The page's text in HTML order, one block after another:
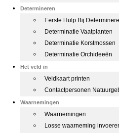
Determineren
Eerste Hulp Bij
Determinatie Vaatplanten
Determinatie Korstmossen
Determinatie Orchideeën
Het veld in
Veldkaart printen
Contactpersonen
Waarnemingen
Waarnemingen
Losse waarneming